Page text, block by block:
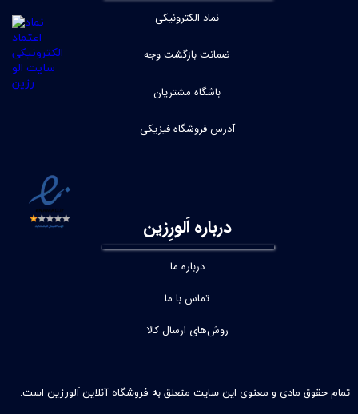
تمام حقوق مادی و معنوی این سایت متعلق به فروشگاه آنلاین اَلورزین است.
نماد الکترونیکی
ضمانت بازگشت وجه
باشگاه مشتریان
آدرس فروشگاه فیزیکی
درباره اَلورِزین
درباره ما
تماس با ما
روش‌های ارسال کالا